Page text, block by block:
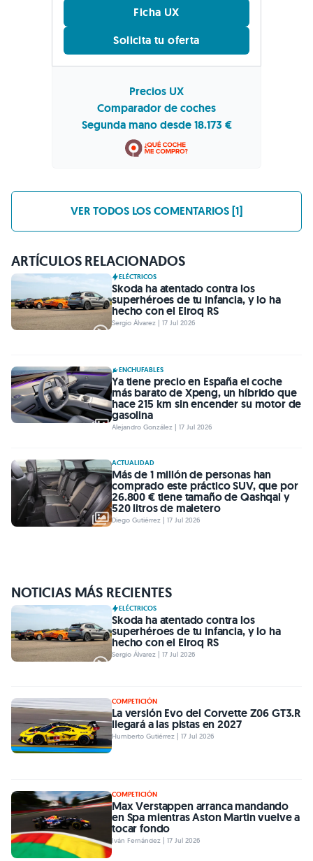
Ficha UX
Solicita tu oferta
Precios UX
Comparador de coches
Segunda mano desde 18.173 €
VER TODOS LOS COMENTARIOS [1]
ARTÍCULOS RELACIONADOS
ELÉCTRICOS
Skoda ha atentado contra los
superhéroes de tu infancia, y lo ha
hecho con el Elroq RS
Sergio Álvarez | 17 Jul 2026
ENCHUFABLES
Ya tiene precio en España el coche
más barato de Xpeng, un híbrido que
hace 215 km sin encender su motor de
gasolina
Alejandro González | 17 Jul 2026
ACTUALIDAD
Más de 1 millón de personas han
comprado este práctico SUV, que por
26.800 € tiene tamaño de Qashqai y
520 litros de maletero
Diego Gutiérrez | 17 Jul 2026
NOTICIAS MÁS RECIENTES
ELÉCTRICOS
Skoda ha atentado contra los
superhéroes de tu infancia, y lo ha
hecho con el Elroq RS
Sergio Álvarez | 17 Jul 2026
COMPETICIÓN
La versión Evo del Corvette Z06 GT3.R
llegará a las pistas en 2027
Humberto Gutiérrez | 17 Jul 2026
COMPETICIÓN
Max Verstappen arranca mandando
en Spa mientras Aston Martin vuelve a
tocar fondo
Iván Fernández | 17 Jul 2026